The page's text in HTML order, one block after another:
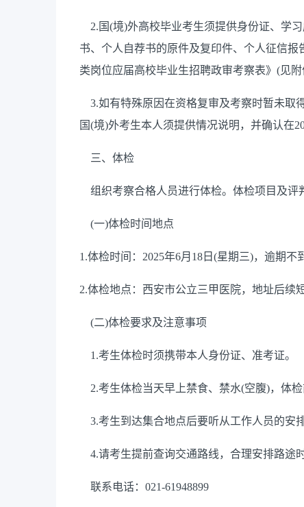
2. 国(境)外高校毕业考生须提供身份证、学
书、个人自荐书的原件及复印件、个人征信报
类岗位应届高校毕业生招聘政审考察表》 (见
3.如有特殊原因在资格复审及考察时暂未取
国(境)外考生本人须提供情况说明，并确认在
三、体检
组织考察合格人员进行体检。体检项目及评
(一)体检时间地点
1.体检时间： 2025年6月 18 日 (星期三)，逾期不
2.体检地点：西安市公立三甲医院，地址后续
(二)体检要求及注意事项
1.考生体检时须携带本人身份证、准考证。
2.考生体检当天早上禁食、禁水(空腹)，体
3.考生到达集合地点后要听从工作人员的安
4.请考生提前查询交通路线，合理安排路途
联系电话： 021-61948899